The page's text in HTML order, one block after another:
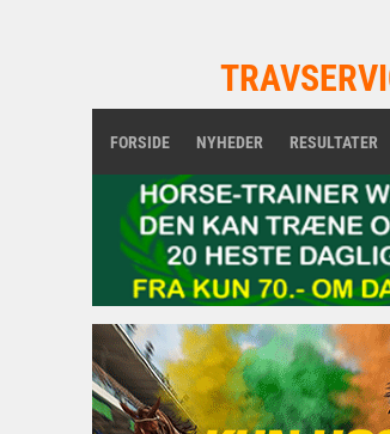
FORSIDE NYHEDER RESULTATER